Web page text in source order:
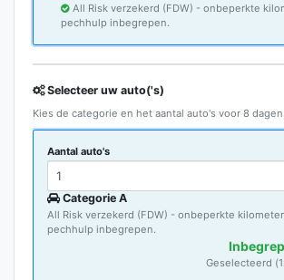
All Risk verzekerd (FDW) - onbeperkte
pechhulp inbegrepen.
Selecteer uw auto('s)
Kies de categorie en het aantal auto's voor 8 dagen.
Aantal auto's
Categorie A
All Risk verzekerd (FDW) - onbeperkte
pechhulp inbegrepen.
Geselecteerd